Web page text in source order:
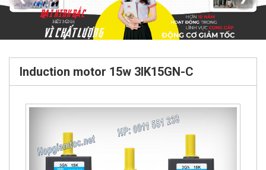
Induction motor 15w 3IK15GN-C